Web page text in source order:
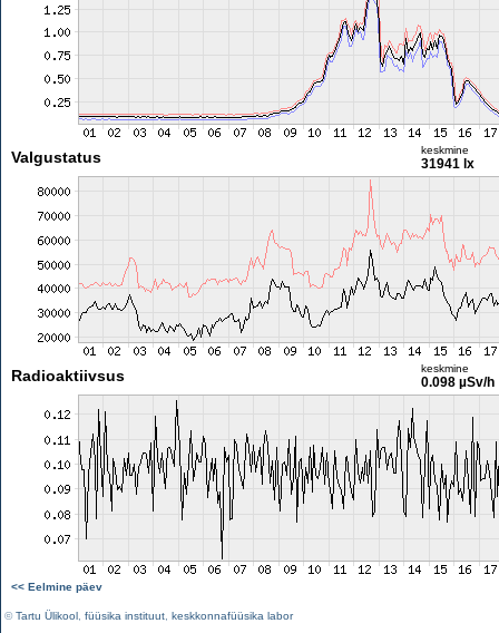
Valgustatus keskmine
31941 lx
Radioaktiivsus keskmine
0.098 µSv/h
<< Eelmine päev
©Tartu Ülikool füüsika instituut keskkonnafüüsika labor